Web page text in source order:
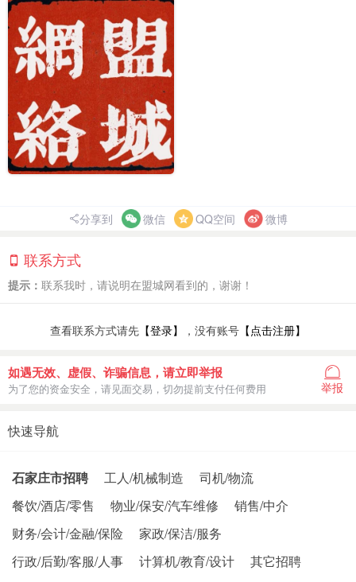
分享到 微信 QQ空间 微博
联系方式
提示： 联系我时，请说明在盟城网看到的，谢谢！
查看联系方式请先 【登录】 ，没有账号 【点击注册】
如遇无效、虚假、诈骗信息，请立即举报
为了您的资金安全，请见面交易，切勿提前支付任何费用 举报
快速导航
石家庄市招聘 工人/机械制造
司机/物流
餐饮/酒店/零售
物业/保安/汽车维修
销售/中介
财务/会计/金融/保险
家政/保洁/服务
行政/后勤/客服/人事
计算机/教育/设计 其它招聘